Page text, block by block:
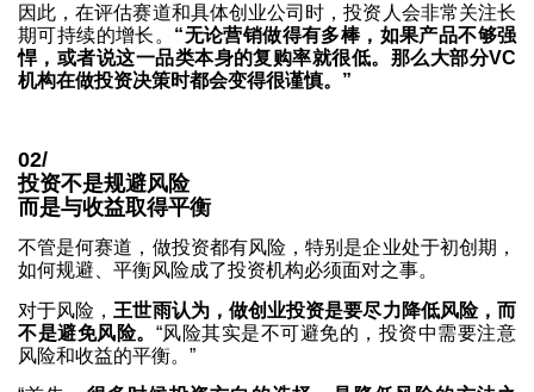
因此，在评估赛道和具体创业公司时，投资人会非常关注长
期可持续的增长。 “无论营销做得有多棒，如果产品不够强
悍，或者说这一品类本身的复购率就很低。那么大部分VC
机构在做投资决策时都会变得很谨慎。”
02/
投资不是规避风险
而是与收益取得平衡
不管是何赛道，做投资都有风险，特别是企业处于初创期，
如何规避、平衡风险成了投资机构必须面对之事。
对于风险， 王世雨认为，做创业投资是要尽力降低风险，而
不是避免风险。 “风险其实是不可避免的，投资中需要注意
风险和收益的平衡。”